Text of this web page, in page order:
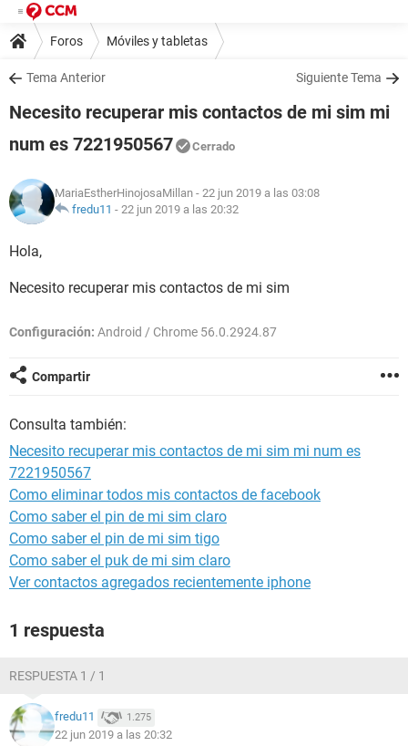
Foros Móviles y tabletas
Tema Anterior Siguiente Tema
Necesito recuperar mis contactos de mi sim mi
num es 7221950567
Cerrado
MariaEstherHinojosaMillan - 22 jun 2019 a las 03:08
fredu11 - 22 jun 2019 a las 20:32
Hola,
Necesito recuperar mis contactos de mi sim
Configuración: Android / Chrome 56.0.2924.87
Compartir
Consulta también:
Necesito recuperar mis contactos de mi sim mi num es
7221950567
Como eliminar todos mis contactos de facebook
Como saber el pin de mi sim claro
Como saber el pin de mi sim tigo
Como saber el puk de mi sim claro
Ver contactos agregados recientemente iphone
1 respuesta
RESPUESTA 1 / 1
fredu11 1.275
22 jun 2019 a las 20:32